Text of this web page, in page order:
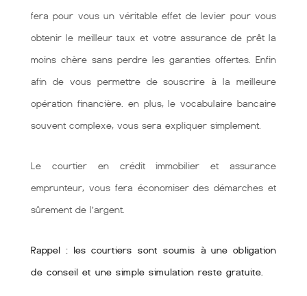
fera pour vous un véritable effet de levier pour vous
obtenir le meilleur taux et votre assurance de prêt la
moins chère sans perdre les garanties offertes. Enfin
afin de vous permettre de souscrire à la meilleure
opération financière. en plus, le vocabulaire bancaire
souvent complexe, vous sera expliquer simplement.
Le courtier en crédit immobilier et assurance
emprunteur, vous fera économiser des démarches et
sûrement de l’argent.
Rappel : les courtiers sont soumis à une obligation
de conseil et une simple simulation reste gratuite.